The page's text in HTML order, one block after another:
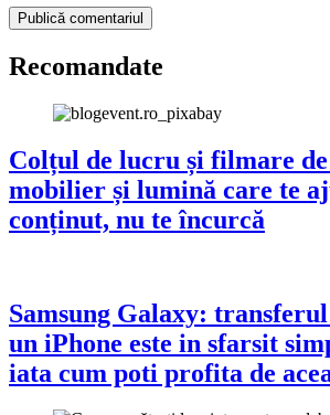
Recomandate
Colțul de lucru și filmare de
mobilier și lumină care te
conținut, nu te încurcă
Samsung Galaxy:
un iPhone este in sfarsit
iata cum poti profita de